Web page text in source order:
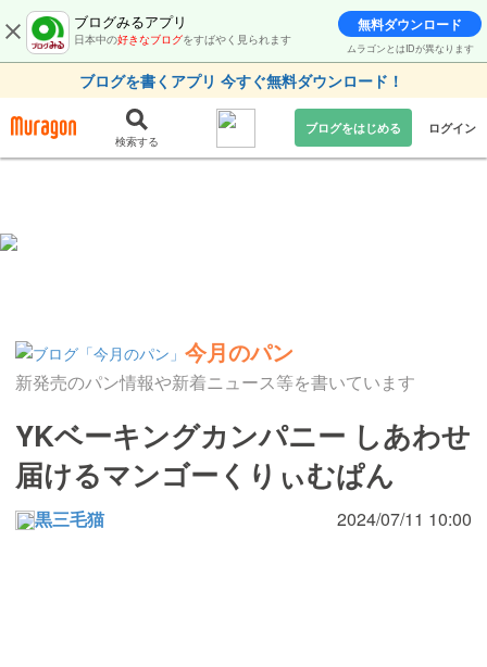
ブログみるアプリ
日本中の好きなブログをすばやく見られます
無料ダウンロード
ムラゴンとはIDが異なります
ブログを書くアプリ 今すぐ無料ダウンロード！
検索する
ブログをはじめる ログイン
今月のパン
新発売のパン情報や新着ニュース等を書いています
YKベーキングカンパニー しあわせ
届けるマンゴーくりぃむぱん
黒三毛猫 2024/07/11 10:00